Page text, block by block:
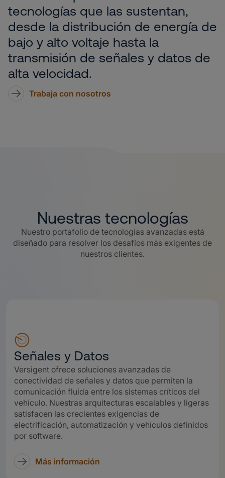
tecnologías que las sustentan,
desde la distribución de energía de
bajo y alto voltaje hasta la
transmisión de señales y datos de
alta velocidad.
Trabaja con nosotros
Nuestras tecnologías
Nuestro portafolio de tecnologías avanzadas está
diseñado para resolver los desafíos más exigentes de
nuestros clientes.
Señales y Datos
Versigent ofrece soluciones avanzadas de
conectividad de señales y datos que permiten la
comunicación fluida entre los sistemas críticos del
vehículo. Nuestras arquitecturas escalables y ligeras
satisfacen las crecientes exigencias de
electrificación, automatización y vehículos definidos
por software.
Más información